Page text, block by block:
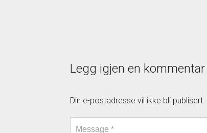
Legg igjen en kommentar
Din e-postadresse vil ikke bli publisert.